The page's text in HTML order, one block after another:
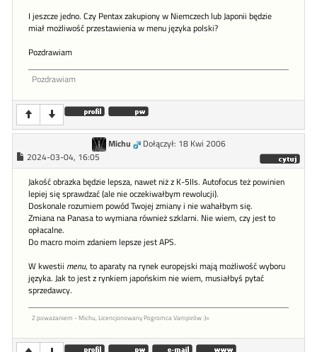
I jeszcze jedno. Czy Pentax zakupiony w Niemczech lub Japonii będzie
miał możliwość przestawienia w menu języka polski?
Pozdrawiam
Pozdrawiam
Michu
Dołączył: 18 Kwi 2006
2024-03-04, 16:05
Jakość obrazka będzie lepsza, nawet niż z K-5IIs. Autofocus też powinien
lepiej się sprawdzać (ale nie oczekiwałbym rewolucji).
Doskonale rozumiem powód Twojej zmiany i nie wahałbym się.
Zmiana na Panasa to wymiana również szklarni. Nie wiem, czy jest to
opłacalne.
Do macro moim zdaniem lepsze jest APS.
W kwestii menu, to aparaty na rynek europejski mają możliwość wyboru
języka. Jak to jest z rynkiem japońskim nie wiem, musiałbyś pytać
sprzedawcy.
Z poważaniem - Michu, Licencjonowany Pogromca Vampirów :)=